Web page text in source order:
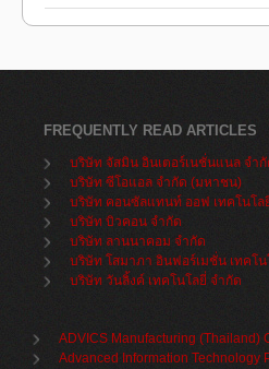
FREQUENTLY READ ARTICLES
บริษัท จัสมิน อินเตอร์เนชั่นแนล จำ
บริษัท ซีโอแอล จำกัด (มหาชน)
บริษัท คอนซัลแทนท์ ออฟ เทคโนโล
บริษัท บิวคอน จำกัด
บริษัท ลานนาคอม จำกัด
บริษัท โสมาภา อินฟอร์เมชั่น เทคโ
บริษัท วันลิ้งค์ เทคโนโลยี่ จำกัด
ADVICS Manufacturing (Thailand)
Advanced Information Technology